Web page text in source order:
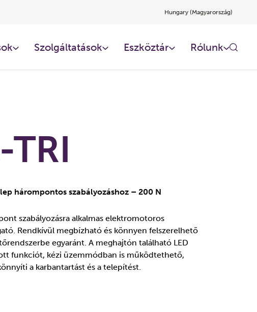
Hungary (Magyarország)
Szolgáltatások Eszköztár Rólunk
TRI
hárompontos szabályozáshoz – 200 N
szabályozásra alkalmas elektromotoros
Rendkívül megbízható és könnyen felszerelhető
egyaránt. A meghajtón található LED
funkciót, kézi üzemmódban is működtethető,
a karbantartást és a telepítést.